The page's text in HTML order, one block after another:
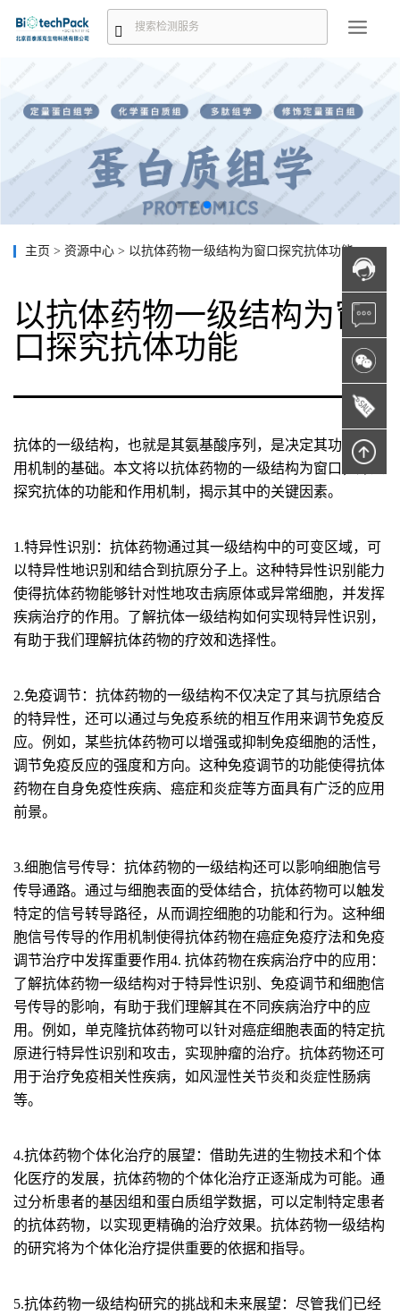
主页 > 资源中心 > 以抗体药物一级结构为窗口探究抗体功能
以抗体药物一级结构为窗
口探究抗体功能
抗体的一级结构，也就是其氨基酸序列，是决定其功能和作
用机制的基础。本文将以抗体药物的一级结构为窗口，深入
探究抗体的功能和作用机制，揭示其中的关键因素。
1.特异性识别： 抗体药物通过其一级结构中的可变区域，可
以特异性地识别和结合到抗原分子上。这种特异性识别能力
使得抗体药物能够针对性地攻击病原体或异常细胞，并发挥
疾病治疗的作用。了解抗体一级结构如何实现特异性识别，
有助于我们理解抗体药物的疗效和选择性。
2.免疫调节： 抗体药物的一级结构不仅决定了其与抗原结合
的特异性，还可以通过与免疫系统的相互作用来调节免疫反
应。例如，某些抗体药物可以增强或抑制免疫细胞的活性，
调节免疫反应的强度和方向。这种免疫调节的功能使得抗体
药物在自身免疫性疾病、癌症和炎症等方面具有广泛的应用
前景。
3.细胞信号传导： 抗体药物的一级结构还可以影响细胞信号
传导通路。通过与细胞表面的受体结合，抗体药物可以触发
特定的信号转导路径，从而调控细胞的功能和行为。这种细
胞信号传导的作用机制使得抗体药物在癌症免疫疗法和免疫
调节治疗中发挥重要作用4. 抗体药物在疾病治疗中的应用：
了解抗体药物一级结构对于特异性识别、免疫调节和细胞信
号传导的影响，有助于我们理解其在不同疾病治疗中的应
用。例如，单克隆抗体药物可以针对癌症细胞表面的特定抗
原进行特异性识别和攻击，实现肿瘤的治疗。抗体药物还可
用于治疗免疫相关性疾病，如风湿性关节炎和炎症性肠病
等。
4.抗体药物个体化治疗的展望： 借助先进的生物技术和个体
化医疗的发展，抗体药物的个体化治疗正逐渐成为可能。通
过分析患者的基因组和蛋白质组学数据，可以定制特定患者
的抗体药物，以实现更精确的治疗效果。抗体药物一级结构
的研究将为个体化治疗提供重要的依据和指导。
5.抗体药物一级结构研究的挑战和未来展望： 尽管我们已经